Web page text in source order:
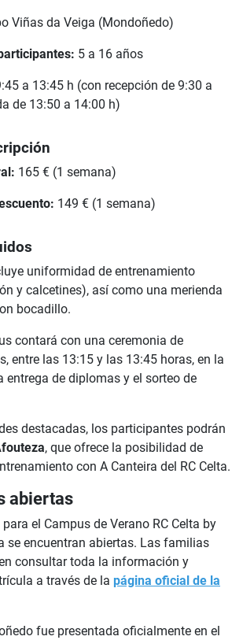
Viñas da Veiga (Mondoñedo)
5 a 16 años
a 13:45 h (con recepción de 9:30 a
de 13:50 a 14:00 h)
165 € (1 semana)
149 € (1 semana)
uniformidad de entrenamiento
y calcetines), así como una merienda
bocadillo.
contará con una ceremonia de
entre las 13:15 y las 13:45 horas, en la
entrega de diplomas y el sorteo de
destacadas, los participantes podrán
, que ofrece la posibilidad de
con A Canteira del RC Celta.
abiertas
el Campus de Verano RC Celta by
se encuentran abiertas. Las familias
consultar toda la información y
a través de la página oficial de la
fue presentada oficialmente en el